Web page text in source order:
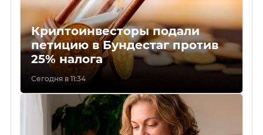
Криптоинвесторы подали
петицию в Бундестаг против
25% налога
Сегодня в 11:34